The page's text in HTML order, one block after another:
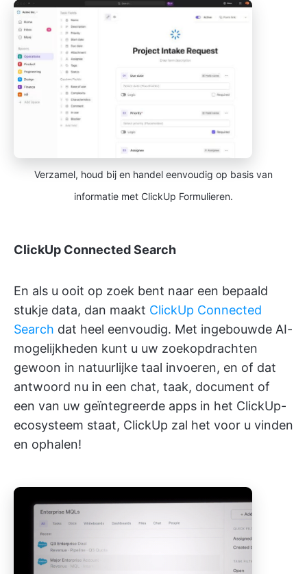
Verzamel, houd bij en handel eenvoudig op basis van
informatie met ClickUp Formulieren.
ClickUp Connected Search
En als u ooit op zoek bent naar een bepaald
stukje data, dan maakt ClickUp Connected
Search dat heel eenvoudig. Met ingebouwde AI-
mogelijkheden kunt u uw zoekopdrachten
gewoon in natuurlijke taal invoeren, en of dat
antwoord nu in een chat, taak, document of
een van uw geïntegreerde apps in het ClickUp-
ecosysteem staat, ClickUp zal het voor u vinden
en ophalen!